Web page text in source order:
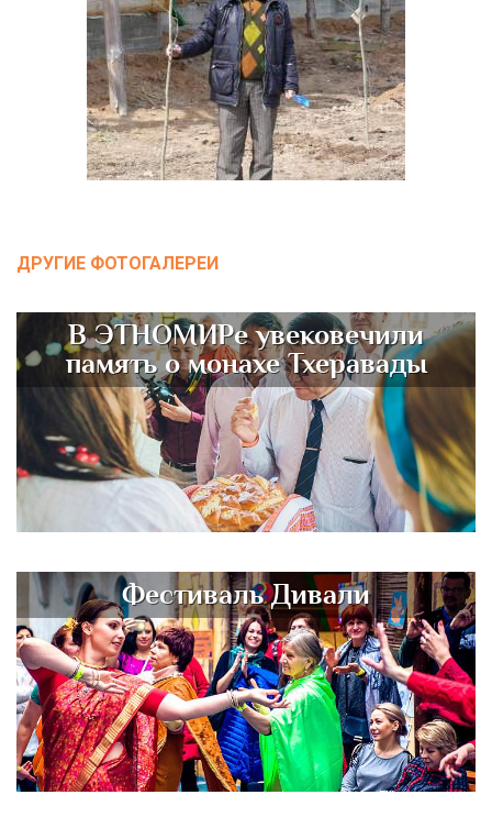
ДРУГИЕ ФОТОГАЛЕРЕИ
В ЭТНОМИРе увековечили
память о монахе Тхеравады
Фестиваль Дивали